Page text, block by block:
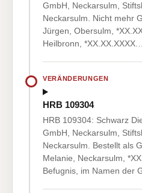
GmbH, Neckarsulm,
Neckarsulm. Nicht mehr
Jürgen, Obersulm,
Heilbronn,
VERÄNDERUNGEN
HRB 109304
HRB 109304: Schwarz
GmbH, Neckarsulm,
Neckarsulm. Bestellt als
Melanie, Neckarsulm,
Befugnis, im Namen der